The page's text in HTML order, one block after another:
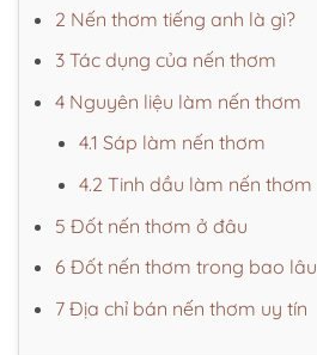
2 Nến thơm tiếng anh là gì?
3 Tác dụng của nến thơm
4 Nguyên liệu làm nến thơm
4.1 Sáp làm nến thơm
4.2 Tinh dầu làm nến thơm
5 Đốt nến thơm ở đâu
6 Đốt nến thơm trong bao lâu
7 Địa chỉ bán nến thơm uy tín